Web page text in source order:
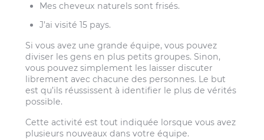
Mes cheveux naturels sont frisés.
J’ai visité 15 pays.
Si vous avez une grande équipe, vous pouvez
diviser les gens en plus petits groupes. Sinon,
vous pouvez simplement les laisser discuter
librement avec chacune des personnes. Le but
est qu’ils réussissent à identifier le plus de vérités
possible.
Cette activité est tout indiquée lorsque vous avez
plusieurs nouveaux dans votre équipe.